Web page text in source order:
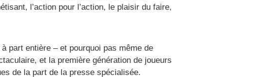
l’action pour l’action, le plaisir du faire,
part entière – et pourquoi pas même de
et la première génération de joueurs
de la part de la presse spécialisée.